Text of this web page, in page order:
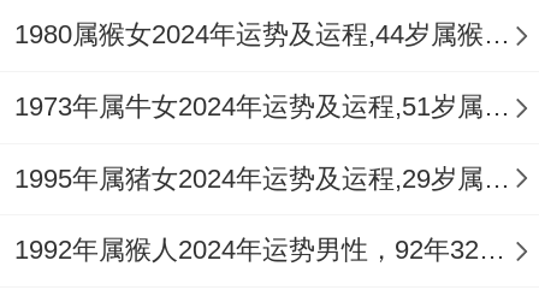
礼的黄金月份...其深层原因是何事?!
格。
重点考察他们的应急方法...去年国庆档期.有
调来的发电机救场。
1980属猴女2024年运势及运程,44岁属猴人2024全年每月运势女性如何
1973年属牛女2024年运势及运程,51岁属牛人2024全年每月运势女性如何
1995年属猪女2024年运势及运程,29岁属猪人2024全年每月运势女性如何
1992年属猴人2024年运势男性，92年32岁属猴男2024年每月运程怎么样